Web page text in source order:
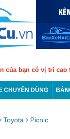
của bạn có vị trí cao
CHUYÊN DÙNG
Toyota Picnic